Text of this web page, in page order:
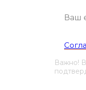
Важно!